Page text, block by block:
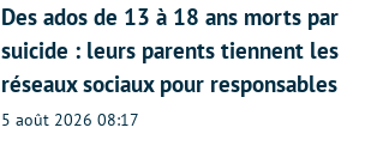
Des ados de 13 à 18 ans morts par
suicide : leurs parents tiennent les
réseaux sociaux pour responsables
5 août 2026 08:17